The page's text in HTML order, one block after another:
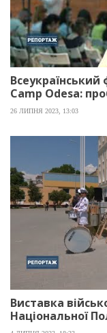
Camp Odesa:
26 ЛИПНЯ 2023, 13:03
Виставка
Національної